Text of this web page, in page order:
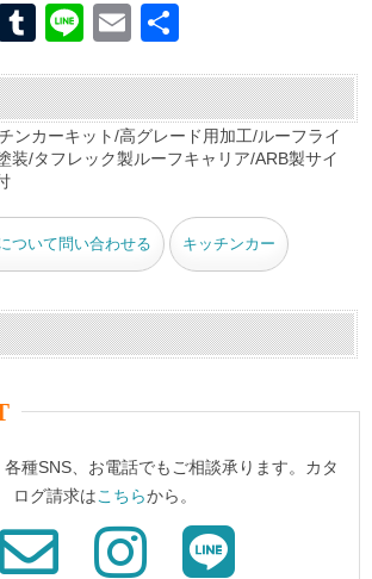
T
T
m
bl
r
Li
e
E
ail
ンカーキット/高グレード用加工/ルーフライ
装/タフレック製ルーフキャリア/ARB製サイ
ついて問い合わせる キッチンカー
種SNS、お電話でもご相談承ります。カタ
ログ請求はこちらから。